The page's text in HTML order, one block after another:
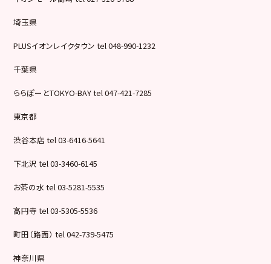
埼玉県
PLUSイオンレイクタウン tel 048-990-1232
千葉県
ららぽーとTOKYO-BAY tel 047-421-7285
東京都
渋谷本店 tel 03-6416-5641
下北沢 tel 03-3460-6145
お茶の水 tel 03-5281-5535
高円寺 tel 03-5305-5536
町田（路面） tel 042-739-5475
神奈川県